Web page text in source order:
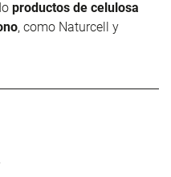
productos de celulosa
, como Naturcell y